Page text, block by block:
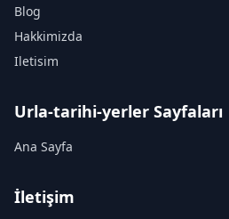
Blog
Hakkimizda
Iletisim
Urla-tarihi-yerler Sayfaları
Ana Sayfa
İletişim